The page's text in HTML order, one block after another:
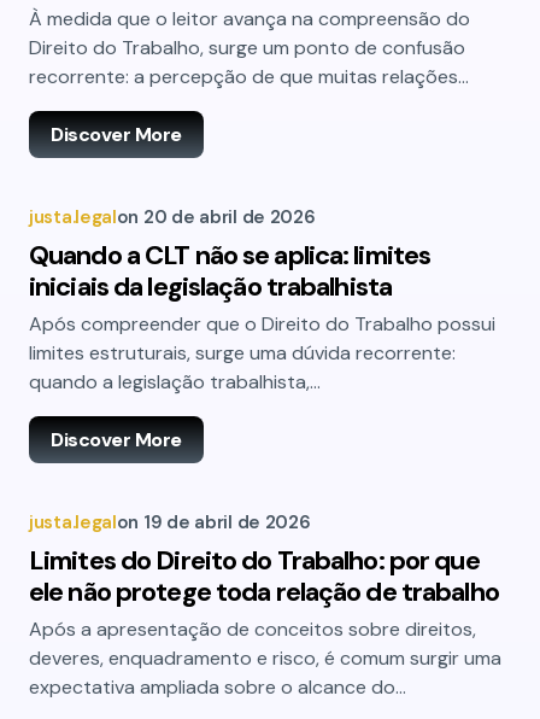
À medida que o leitor avança na compreensão do
Direito do Trabalho, surge um ponto de confusão
recorrente: a percepção de que muitas relações…
Discover More
justa.legalon 20 de abril de 2026
Quando a CLT não se aplica: limites
iniciais da legislação trabalhista
Após compreender que o Direito do Trabalho possui
limites estruturais, surge uma dúvida recorrente:
quando a legislação trabalhista,…
Discover More
justa.legalon 19 de abril de 2026
Limites do Direito do Trabalho: por que
ele não protege toda relação de trabalho
Após a apresentação de conceitos sobre direitos,
deveres, enquadramento e risco, é comum surgir uma
expectativa ampliada sobre o alcance do…